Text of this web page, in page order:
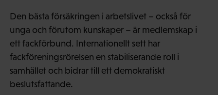
Den bästa försäkringen i arbetslivet – också för
unga och förutom kunskaper – är medlemskap i
ett fackförbund. Internationellt sett har
fackföreningsrörelsen en stabiliserande roll i
samhället och bidrar till ett demokratiskt
beslutsfattande.